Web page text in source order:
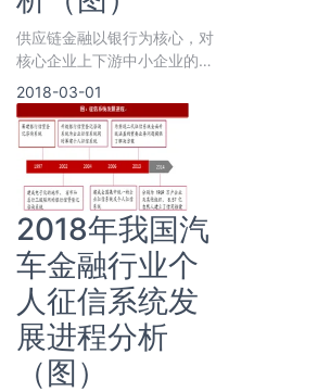
供应链金融以银行为核心，对
核心企业上下游中小企业的信
息流、资金流和物流进行管
理，并提供金融产品及服务。
汽车供应链
2018-03-01
2018年我国汽
车金融行业个
人征信系统发
展进程分析
（图）